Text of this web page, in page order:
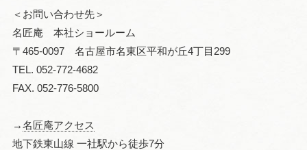
＜お問い合わせ先＞
名匠庵 本社ショールーム
〒465-0097 名古屋市名東区平和が丘4丁目299
TEL. 052-772-4682
FAX. 052-776-5800
→名匠庵アクセス
地下鉄東山線 一社駅から徒歩7分